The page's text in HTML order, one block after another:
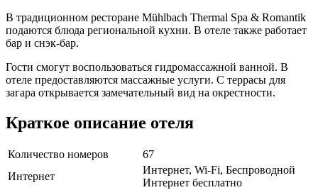
В традиционном ресторане Mühlbach Thermal Spa & Romantik
подаются блюда региональной кухни. В отеле также работает
бар и снэк-бар.
Гости смогут воспользоваться гидромассажной ванной. В
отеле предоставляются массажные услуги. С террасы для
загара открывается замечательный вид на окрестности.
Краткое описание отеля
Количество номеров
67
Интернет
Интернет, Wi-Fi, Беспроводной
Интернет бесплатно